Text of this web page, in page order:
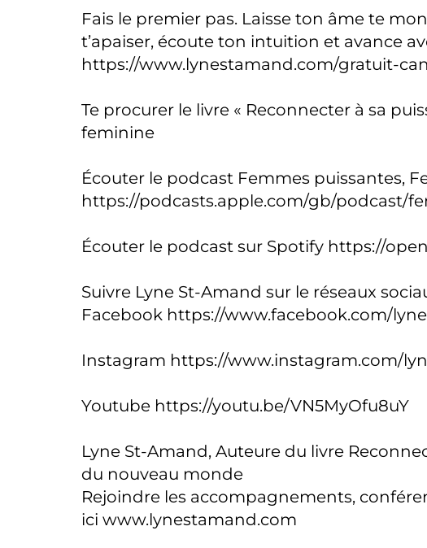
Fais le premier pas. Laisse ton âme te
t’apaiser, écoute ton intuition et avance
https://www.lynestamand.com/gratuit-
Te procurer le livre « Reconnecter à sa
feminine
Écouter le podcast Femmes puissantes,
https://podcasts.apple.com/gb/podcast/
Écouter le podcast sur Spotify https://
Suivre Lyne St-Amand sur le réseaux
Facebook https://www.facebook.com/
Instagram https://www.instagram.com/
Youtube https://youtu.be/VN5MyOfu8uY
Lyne St-Amand, Auteure du livre
du nouveau monde
Rejoindre les accompagnements,
ici www.lynestamand.com